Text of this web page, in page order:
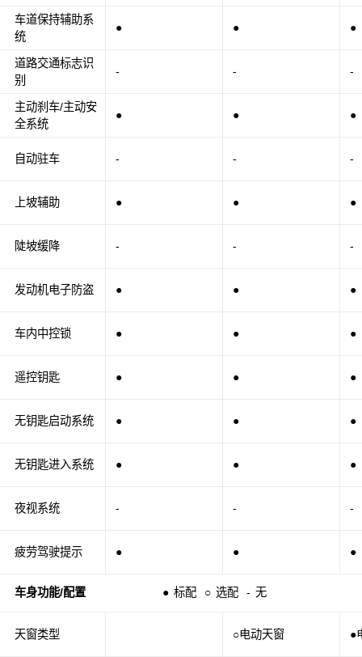
车道保持辅助系
统
道路交通标志识
别
主动刹车/主动安
全系统
自动驻车
上坡辅助
陡坡缓降
发动机电子防盗
车内中控锁
遥控钥匙
无钥匙启动系统
无钥匙进入系统
夜视系统
疲劳驾驶提示
车身功能/配置 ● 标配 ○ 选配 - 无
天窗类型
● ● ●
- - -
● ● ●
- - -
● ● ●
- - -
● ● ●
● ● ●
● ● ●
● ● ●
● ● ●
- - -
● ● ●
○电动天窗 ●